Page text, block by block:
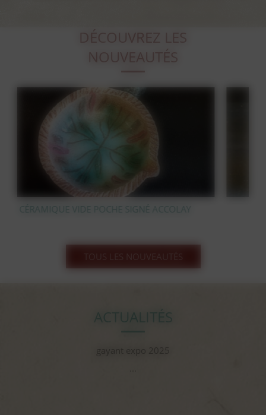
DÉCOUVREZ LES
NOUVEAUTÉS
STATUE OURS POLAIRE EN BRONZE
ACTUALITÉS
gayant expo 2025